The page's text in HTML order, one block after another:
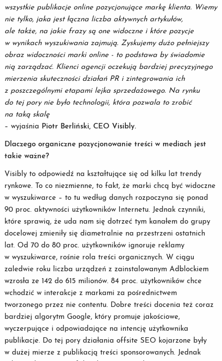
wszystkie publikacje online pozycjonujące markę klienta. Wiemy
nie tylko, jaka jest łączna liczba aktywnych artykułów,
ale także, na jakie frazy są one widoczne i które pozycje
w wynikach wyszukiwania zajmują. Zyskujemy dużo pełniejszy
obraz widoczności marki online - to podstawa by świadomie
nią zarządzać. Klienci agencji oczekują bardziej precyzyjnego
mierzenia skuteczności działań PR i zintegrowania ich
z poszczególnymi etapami lejka sprzedażowego. Na rynku
do tej pory nie było technologii, która pozwala to zrobić
na taką skalę
– wyjaśnia Piotr Berliński, CEO Visibly.
Dlaczego organiczne pozycjonowanie treści w mediach jest
takie ważne?
Visibly to odpowiedź na kształtujące się od kilku lat trendy
rynkowe. To co niezmienne, to fakt, że marki chcą być widoczne
w wyszukiwarce – to tu według danych rozpoczyna się ponad
90 proc. aktywności użytkowników Internetu. Jednak czynniki,
które sprawią, że uda nam się dotrzeć tym kanałem do grupy
docelowej zmieniły się diametralnie na przestrzeni ostatnich
lat. Od 70 do 80 proc. użytkowników ignoruje reklamy
w wyszukiwarce, rośnie rola treści organicznych. W ciągu
zaledwie roku liczba urządzeń z zainstalowanym Adblockiem
wzrosła ze 142 do 615 milionów. 84 proc. użytkowników chce
wchodzić w interakcje z markami za pośrednictwem
tworzonego przez nie contentu. Dobre treści docenia też coraz
bardziej algorytm Google, który promuje jakościowe,
wyczerpujące i odpowiadające na intencję użytkownika
publikacje. Do tej pory działania offsite SEO kojarzone były
w dużej mierze z publikacją treści sponsorowanych. Jednak